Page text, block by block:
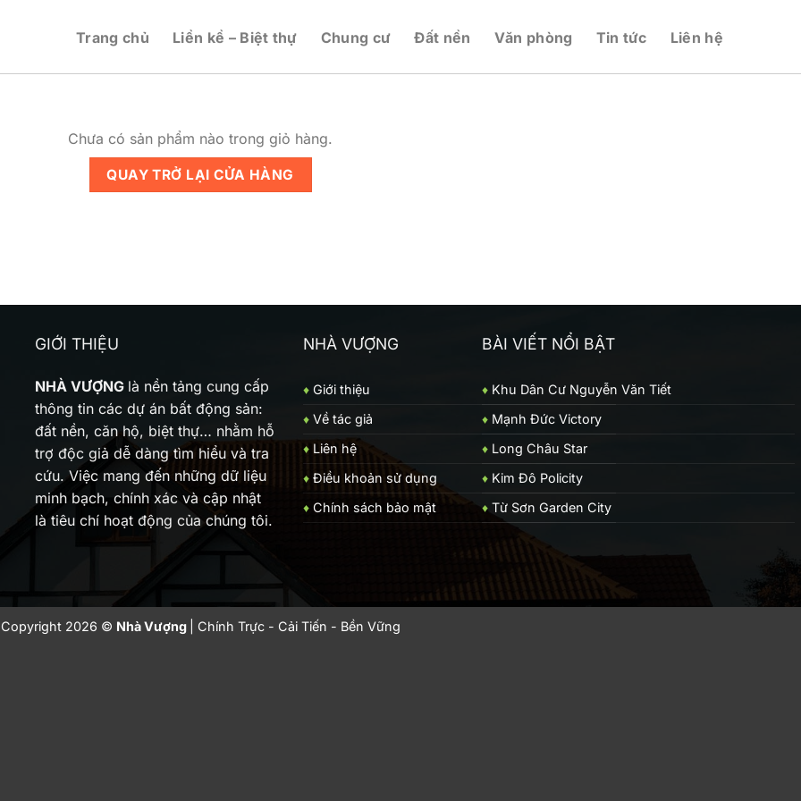
Trang chủ Liền kề – Biệt thự Chung cư Đất nền Văn phòng Tin tức Liên hệ
Chưa có sản phẩm nào trong giỏ hàng.
QUAY TRỞ LẠI CỬA HÀNG
GIỚI THIỆU
NHÀ VƯỢNG là nền tảng cung cấp
thông tin các dự án bất động sản:
đất nền, căn hộ, biệt thự… nhằm hỗ
trợ độc giả dễ dàng tìm hiểu và tra
cứu. Việc mang đến những dữ liệu
minh bạch, chính xác và cập nhật
là tiêu chí hoạt động của chúng tôi.
NHÀ VƯỢNG
♦ Giới thiệu
♦ Về tác giả
♦ Liên hệ
♦ Điều khoản sử dụng
♦ Chính sách bảo mật
BÀI VIẾT NỔI BẬT
♦ Khu Dân Cư Nguyễn Văn Tiết
♦ Mạnh Đức Victory
♦ Long Châu Star
♦ Kim Đô Policity
♦ Từ Sơn Garden City
Copyright 2026 © Nhà Vượng | Chính Trực - Cải Tiến - Bền Vững